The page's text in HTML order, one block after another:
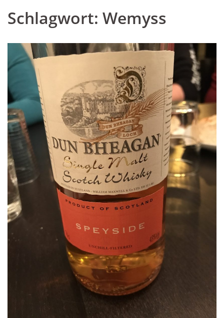
Schlagwort: Wemyss